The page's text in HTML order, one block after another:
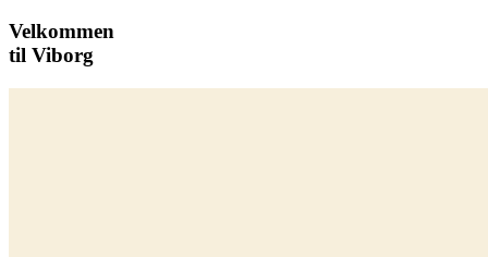
Velkommen
til Viborg